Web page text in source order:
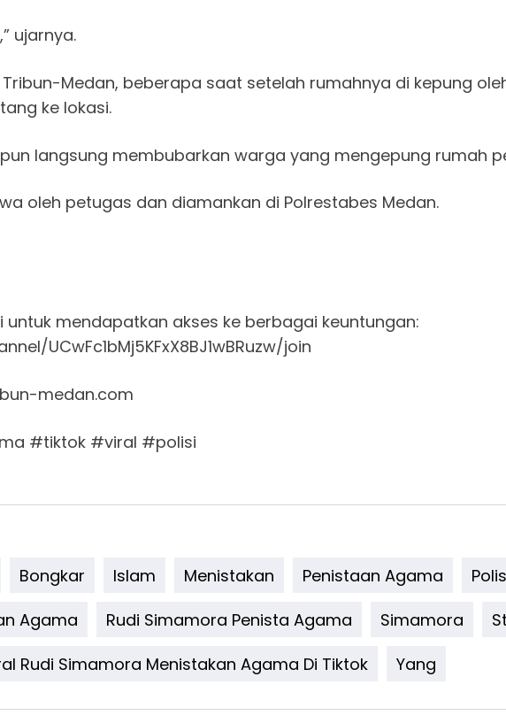
ujarnya.
Medan, beberapa saat setelah rumahnya di kepung
ke lokasi.
langsung membubarkan warga yang mengepung rumah
oleh petugas dan diamankan di Polrestabes Medan.
mendapatkan akses ke berbagai keuntungan:
UCwFc1bMj5KFxX8BJ1wBRuzw/join
medan.com
#tiktok #viral #polisi
Bongkar Islam Menistakan Penistaan Agama
Agama
Rudi Simamora Penista Agama Simamora
Rudi Simamora Menistakan Agama Di Tiktok Yang